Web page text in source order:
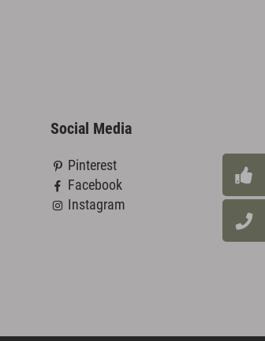
Social Media
Pinterest
Facebook
Instagram